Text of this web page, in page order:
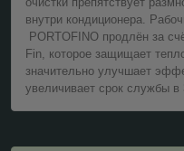
внутри кондиционера.
PORTOFINO продлён за
Fin, которое защищает
значительно улучшает
увеличивает срок службы в